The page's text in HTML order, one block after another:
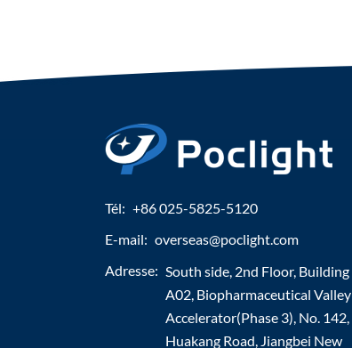
Tél: +86 025-5825-5120
E-mail: overseas@poclight.com
Adresse: South side, 2nd Floor, Building
A02, Biopharmaceutical Valley
Accelerator(Phase 3), No. 142,
Huakang Road, Jiangbei New